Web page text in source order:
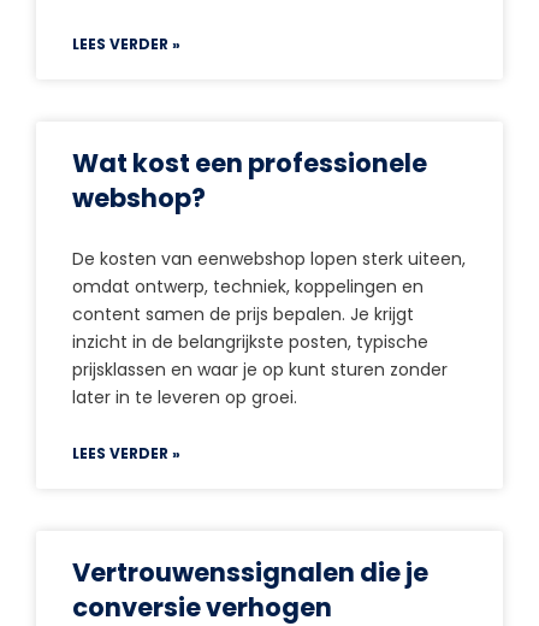
LEES VERDER »
Wat kost een professionele
webshop?
De kosten van eenwebshop lopen sterk uiteen,
omdat ontwerp, techniek, koppelingen en
content samen de prijs bepalen. Je krijgt
inzicht in de belangrijkste posten, typische
prijsklassen en waar je op kunt sturen zonder
later in te leveren op groei.
LEES VERDER »
Vertrouwenssignalen die je
conversie verhogen